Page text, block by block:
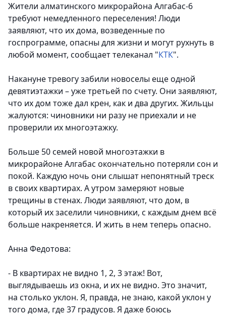
Жители алматинского микрорайона Алгабас-6
требуют немедленного переселения! Люди
заявляют, что их дома, возведенные по
госпрограмме, опасны для жизни и могут рухнуть в
любой момент, сообщает телеканал "КТК".
Накануне тревогу забили новоселы еще одной
девятиэтажки – уже третьей по счету. Они заявляют,
что их дом тоже дал крен, как и два других. Жильцы
жалуются: чиновники ни разу не приехали и не
проверили их многоэтажку.
Больше 50 семей новой многоэтажки в
микрорайоне Алгабас окончательно потеряли сон и
покой. Каждую ночь они слышат непонятный треск
в своих квартирах. А утром замеряют новые
трещины в стенах. Люди заявляют, что дом, в
который их заселили чиновники, с каждым днем всё
больше накреняется. И жить в нем теперь опасно.
Анна Федотова:
- В квартирах не видно 1, 2, 3 этаж! Вот,
выглядываешь из окна, и их не видно. Это значит,
на столько уклон. Я, правда, не знаю, какой уклон у
того дома, где 37 градусов. Я даже боюсь